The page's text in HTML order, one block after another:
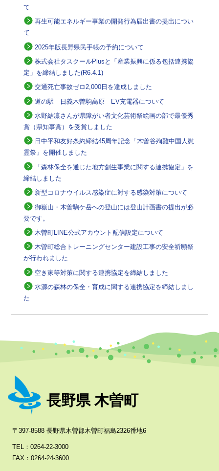
て
再生可能エネルギー事業の開発行為届出書の提出につい
て
2025年版長野県民手帳の予約について
株式会社タスクールPlusと「産業振興に係る包括連携協
定」を締結しました(R6.4.1)
交通死亡事故ゼロ2,000日を達成しました
道の駅 日義木曽駒高原 EV充電器について
水野結凛さんが県障がい者文化芸術祭絵画の部で最優秀
賞（県知事賞）を受賞しました
日中平和友好条約締結45周年記念「木曽谷殉難中国人慰
霊祭」を開催しました
「森林保全を通じた地方創生事業に関する連携協定」を
締結しました
新型コロナウイルス感染症に対する感染対策について
御嶽山・木曽駒ケ岳への登山には登山計画書の提出が必
要です。
木曽町LINE公式アカウント配信設定について
木曽町総合トレーニングセンター建設工事の安全祈願祭
が行われました
空き家等対策に関する連携協定を締結しました
水源の森林の保全・育成に関する連携協定を締結しまし
た
長野県 木曽町
〒397-8588 長野県木曽郡木曽町福島2326番地6
TEL：0264-22-3000
FAX：0264-24-3600